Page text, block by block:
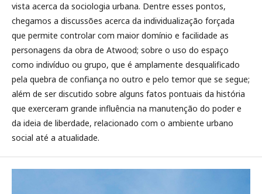
vista acerca da sociologia urbana. Dentre esses pontos,
chegamos a discussões acerca da individualização forçada
que permite controlar com maior domínio e facilidade as
personagens da obra de Atwood; sobre o uso do espaço
como indivíduo ou grupo, que é amplamente desqualificado
pela quebra de confiança no outro e pelo temor que se segue;
além de ser discutido sobre alguns fatos pontuais da história
que exerceram grande influência na manutenção do poder e
da ideia de liberdade, relacionado com o ambiente urbano
social até a atualidade.